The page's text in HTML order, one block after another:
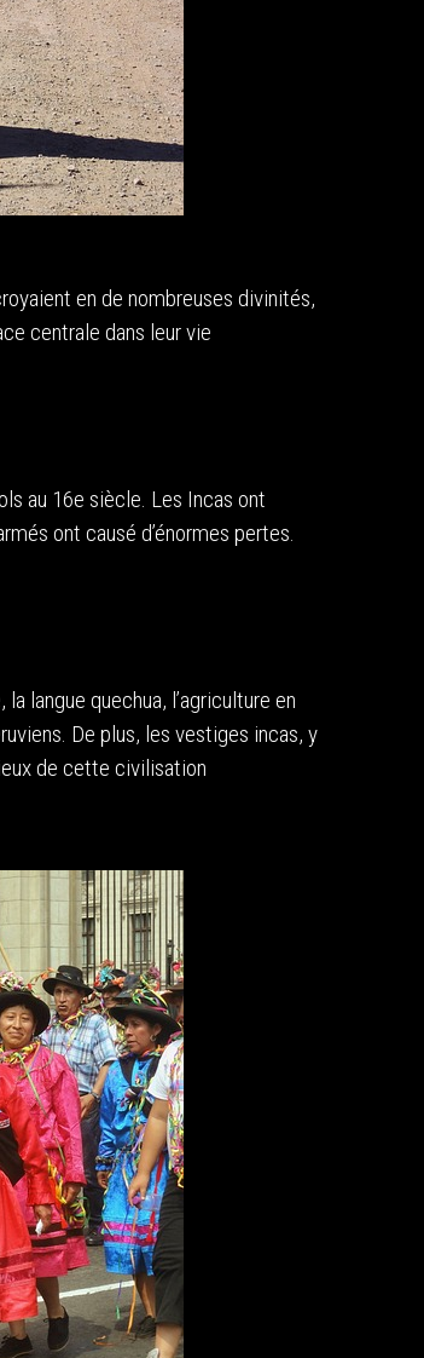
en de nombreuses divinités,
centrale dans leur vie
au 16e siècle. Les Incas ont
ont causé d’énormes pertes.
langue quechua, l’agriculture en
De plus, les vestiges incas, y
de cette civilisation